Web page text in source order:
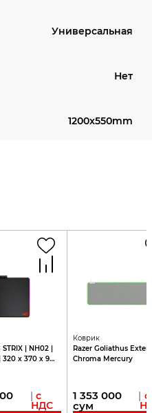
Универсальная
Нет
1200x550mm
STRIX | NH02 |
320 х 370 х 9
| с
НДС
Коврик
Razer Goliathus
Chroma Mercury
1 353 000
сум
| с